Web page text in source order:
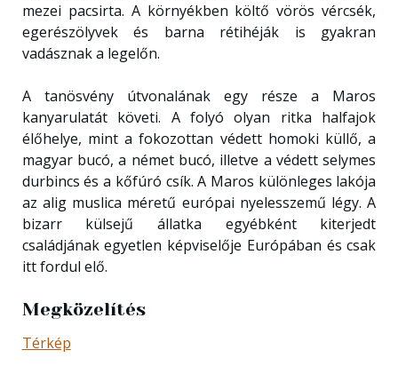
mezei pacsirta. A környékben költő vörös vércsék,
egerészölyvek és barna rétihéják is gyakran
vadásznak a legelőn.
A tanösvény útvonalának egy része a Maros
kanyarulatát követi. A folyó olyan ritka halfajok
élőhelye, mint a fokozottan védett homoki küllő, a
magyar bucó, a német bucó, illetve a védett selymes
durbincs és a kőfúró csík. A Maros különleges lakója
az alig muslica méretű európai nyelesszemű légy. A
bizarr külsejű állatka egyébként kiterjedt
családjának egyetlen képviselője Európában és csak
itt fordul elő.
Megközelítés
Térkép